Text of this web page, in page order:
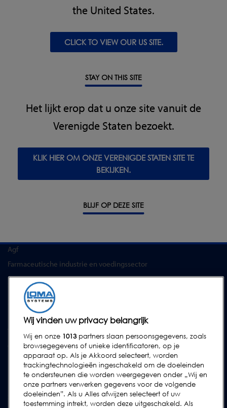
the United States.
CLICK TO VIEW OUR US SITE.
STAY ON THIS SITE
Het lijkt erop dat u onze site vanuit de
Verenigde Staten bezoekt.
KLIK HIER OM ONZE VERENIGDE STATEN SITE TE
BEKIJKEN.
BLIJF OP DEZE SITE
Metaaldetectie
Software
INDUSTRIE-OPLOSSINGEN
Convenience food
Agf
Farmaceutische industrie en voedingssector
SERVICES
Service Contracten
Reserve-onderdelen
Test Samples
Opleidingscentrum
Upgrades
SUPPORT
Wij vinden uw privacy belangrijk
Wij en onze 1013partners slaan persoonsgegevens, zoals
browsegegevens of unieke identificatoren, op je
apparaat op. Als je Akkoord selecteert, worden
trackingtechnologieën ingeschakeld om de doeleinden
te ondersteunen die worden weergegeven onder „Wij en
onze partners verwerken gegevens voor de volgende
doeleinden”. Als u Alles afwijzen selecteert of uw
toestemming intrekt, worden deze uitgeschakeld. Als